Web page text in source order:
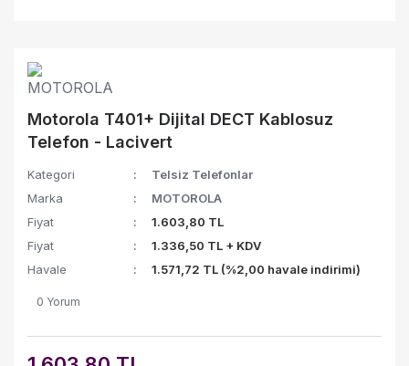
Motorola T401+ Dijital DECT Kablosuz
Telefon - Lacivert
Kategori
Telsiz Telefonlar
Marka
MOTOROLA
Fiyat
1.603,80 TL
Fiyat
1.336,50 TL + KDV
Havale
1.571,72 TL (%2,00 havale indirimi)
0 Yorum